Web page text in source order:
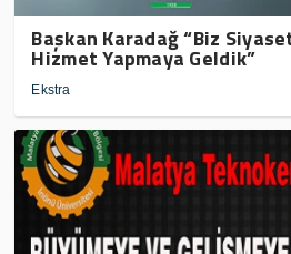
Başkan Karadağ “Biz
Hizmet Yapmaya Geldik”
Ekstra